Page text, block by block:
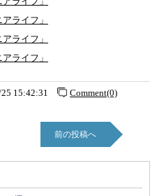
ライフ」
ライフ」
ライフ」
15:42:31 Comment(0)
前の投稿へ